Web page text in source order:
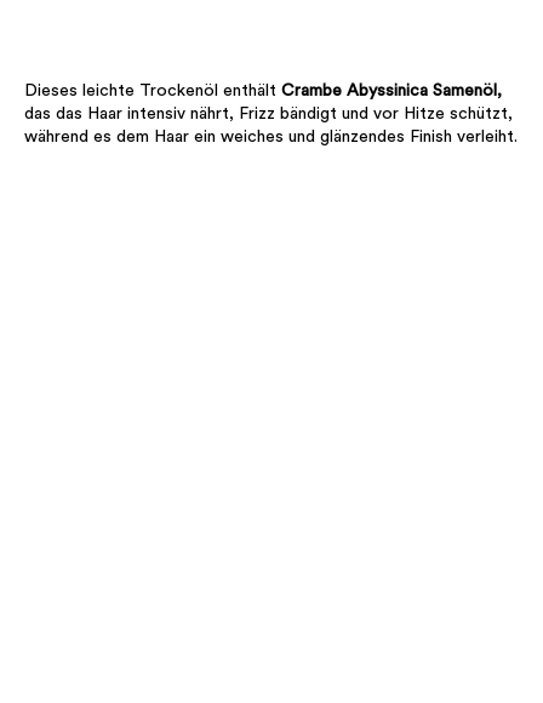
Dieses leichte Trockenöl enthält Crambe Abyssinica Samenöl,
das das Haar intensiv nährt, Frizz bändigt und vor Hitze schützt,
während es dem Haar ein weiches und glänzendes Finish verleiht.